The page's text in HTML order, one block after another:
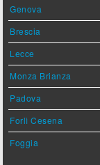
Genova
Brescia
Lecce
Monza Brianza
Padova
Forlì Cesena
Foggia